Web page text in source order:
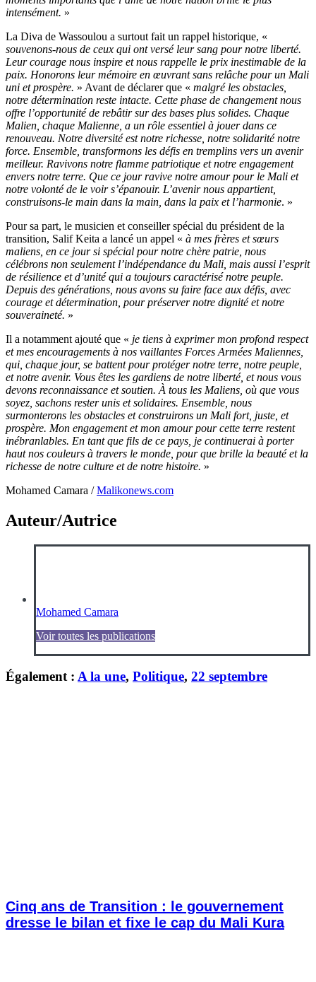
intensément. »
La Diva de Wassoulou a surtout fait un rappel historique, «
souvenons-nous de ceux qui ont versé leur sang pour notre liberté.
Leur courage nous inspire et nous rappelle le prix inestimable de la
paix. Honorons leur mémoire en œuvrant sans relâche pour un Mali
uni et prospère. » Avant de déclarer que « malgré les obstacles,
notre détermination reste intacte. Cette phase de changement nous
offre l’opportunité de rebâtir sur des bases plus solides. Chaque
Malien, chaque Malienne, a un rôle essentiel à jouer dans ce
renouveau. Notre diversité est notre richesse, notre solidarité notre
force. Ensemble, transformons les défis en tremplins vers un avenir
meilleur. Ravivons notre flamme patriotique et notre engagement
envers notre terre. Que ce jour ravive notre amour pour le Mali et
notre volonté de le voir s’épanouir. L’avenir nous appartient,
construisons-le main dans la main, dans la paix et l’harmonie. »
Pour sa part, le musicien et conseiller spécial du président de la
transition, Salif Keita a lancé un appel « à mes frères et sœurs
maliens, en ce jour si spécial pour notre chère patrie, nous
célébrons non seulement l’indépendance du Mali, mais aussi l’esprit
de résilience et d’unité qui a toujours caractérisé notre peuple.
Depuis des générations, nous avons su faire face aux défis, avec
courage et détermination, pour préserver notre dignité et notre
souveraineté. »
Il a notamment ajouté que « je tiens à exprimer mon profond respect
et mes encouragements à nos vaillantes Forces Armées Maliennes,
qui, chaque jour, se battent pour protéger notre terre, notre peuple,
et notre avenir. Vous êtes les gardiens de notre liberté, et nous vous
devons reconnaissance et soutien. À tous les Maliens, où que vous
soyez, sachons rester unis et solidaires. Ensemble, nous
surmonterons les obstacles et construirons un Mali fort, juste, et
prospère. Mon engagement et mon amour pour cette terre restent
inébranlables. En tant que fils de ce pays, je continuerai à porter
haut nos couleurs à travers le monde, pour que brille la beauté et la
richesse de notre culture et de notre histoire. »
Mohamed Camara /Malikonews.com
Auteur/Autrice
Mohamed Camara
Voir toutes les publications
Également : A la une, Politique, 22 septembre
Cinq ans de Transition : le gouvernement
dresse le bilan et fixe le cap du Mali Kura